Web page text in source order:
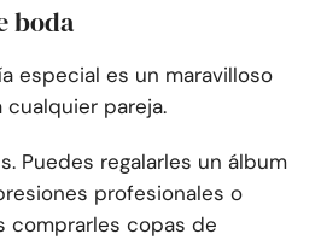
boda
especial es un maravilloso
cualquier pareja.
Puedes regalarles un álbum
profesionales o
comprarles copas de